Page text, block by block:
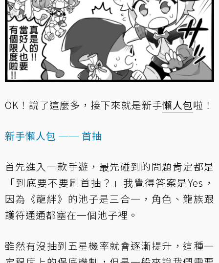
OK！說了這麼多，接下來就是新手懶人包啦！
新手懶人包 ── 首抽
首先進入一款手遊，最先碰到的問題肯定都是
「到底要不要刷首抽？」我覺得答案是Yes，
因為《龍絆》的池子是三合一，角色、龍族跟
護符通通都塞在一個池子裡。
雖然有沒抽到五星機率就會逐漸提升，這種一